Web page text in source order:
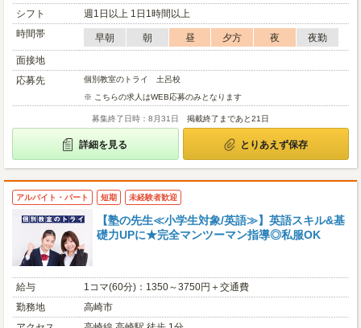
シフト
週1日以上 1日1時間以上
時間帯
早朝 朝 昼 夕方 夜
夜勤
面接地
応募先
個別教室のトライ 土呂校
※ こちらの求人はWEB応募のみとなります
募集終了日時：8月31日 掲載終了まであと21日
詳細を見る とりあえず保存
アルバイト・パート 短期 未経験者歓迎
【塾の先生≪小学生対象/英語≫】英語スキル&基
礎力UPに★完全マンツーマン指導◎私服OK
給与
1コマ(60分)：1350～3750円＋交通費
勤務地
高崎市